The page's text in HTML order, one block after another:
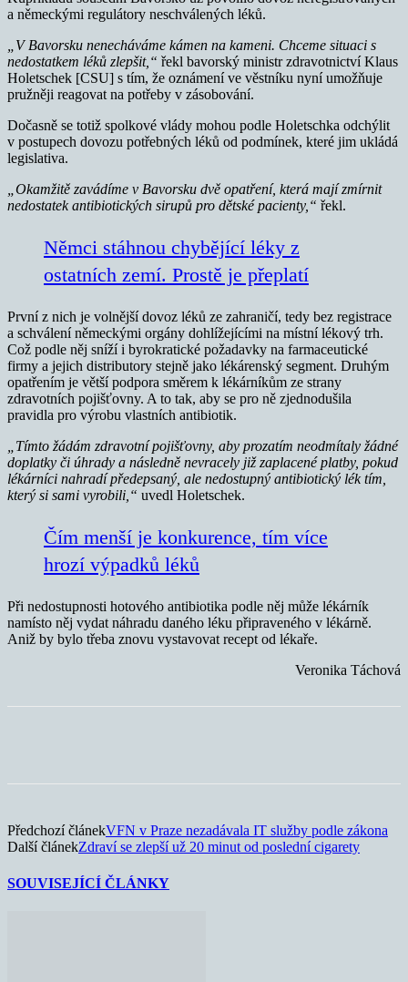
a německými regulátory neschválených léků.
„V Bavorsku nenecháváme kámen na kameni. Chceme situaci s
nedostatkem léků zlepšit,“ řekl bavorský ministr zdravotnictví Klaus
Holetschek [CSU] s tím, že oznámení ve věstníku nyní umožňuje
pružněji reagovat na potřeby v zásobování.
Dočasně se totiž spolkové vlády mohou podle Holetschka odchýlit
v postupech dovozu potřebných léků od podmínek, které jim ukládá
legislativa.
„Okamžitě zavádíme v Bavorsku dvě opatření, která mají zmírnit
nedostatek antibiotických sirupů pro dětské pacienty,“ řekl.
Němci stáhnou chybějící léky z
ostatních zemí. Prostě je přeplatí
První z nich je volnější dovoz léků ze zahraničí, tedy bez registrace
a schválení německými orgány dohlížejícími na místní lékový trh.
Což podle něj sníží i byrokratické požadavky na farmaceutické
firmy a jejich distributory stejně jako lékárenský segment. Druhým
opatřením je větší podpora směrem k lékárníkům ze strany
zdravotních pojišťovny. A to tak, aby se pro ně zjednodušila
pravidla pro výrobu vlastních antibiotik.
„Tímto žádám zdravotní pojišťovny, aby prozatím neodmítaly žádné
doplatky či úhrady a následně nevracely již zaplacené platby, pokud
lékárníci nahradí předepsaný, ale nedostupný antibiotický lék tím,
který si sami vyrobili,“ uvedl Holetschek.
Čím menší je konkurence, tím více
hrozí výpadků léků
Při nedostupnosti hotového antibiotika podle něj může lékárník
namísto něj vydat náhradu daného léku připraveného v lékárně.
Aniž by bylo třeba znovu vystavovat recept od lékaře.
Veronika Táchová
Předchozí článekVFN v Praze nezadávala IT služby podle zákona
Další článekZdraví se zlepší už 20 minut od poslední cigarety
SOUVISEJÍCÍ ČLÁNKY